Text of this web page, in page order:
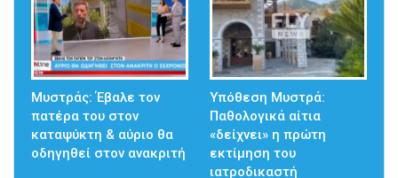
Μυστράς: Έβαλε τον
πατέρα του στον
καταψύκτη & αύριο θα
οδηγηθεί στον ανακριτή
Υπόθεση Μυστρά:
Παθολογικά αίτια
«δείχνει» η πρώτη
εκτίμηση του
ιατροδικαστή